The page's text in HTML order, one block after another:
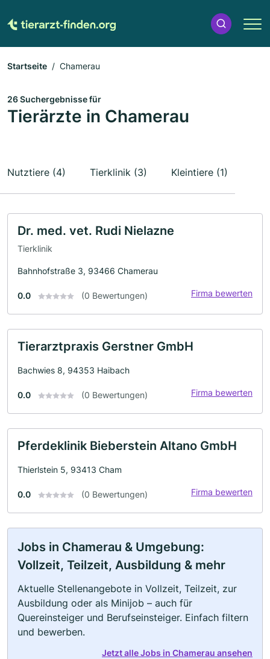
Startseite Chamerau
26 Suchergebnisse für
Tierärzte in Chamerau
Nutztiere (4) Tierklinik (3) Kleintiere (1)
Dr. med. vet. Rudi Nielazne
Tierklinik
Bahnhofstraße 3, 93466 Chamerau
0.0 (0 Bewertungen) Firma bewerten
Tierarztpraxis Gerstner GmbH
Bachwies 8, 94353 Haibach
0.0 (0 Bewertungen) Firma bewerten
Pferdeklinik Bieberstein Altano GmbH
Thierlstein 5, 93413 Cham
0.0 (0 Bewertungen) Firma bewerten
Jobs in Chamerau & Umgebung:
Vollzeit, Teilzeit, Ausbildung & mehr
Aktuelle Stellenangebote in Vollzeit, Teilzeit, zur
Ausbildung oder als Minijob – auch für
Quereinsteiger und Berufseinsteiger. Einfach filtern
und bewerben.
Jetzt alle Jobs in Chamerau ansehen